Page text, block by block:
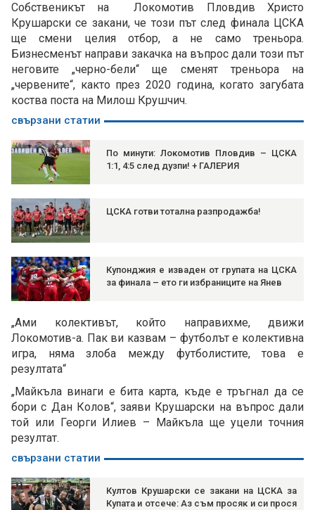
Собственикът на Локомотив Пловдив Христо
Крушарски се закани, че този път след финала ЦСКА
ще смени целия отбор, а не само треньора.
Бизнесменът направи закачка на въпрос дали този път
неговите „черно-бели“ ще сменят треньора на
„червените“, както през 2020 година, когато загубата
коства поста на Милош Крушчич.
свързани статии
По минути: Локомотив Пловдив – ЦСКА
1:1, 4:5 след дузпи! + ГАЛЕРИЯ
ЦСКА готви тотална разпродажба!
Купонджия е изваден от групата на ЦСКА
за финала – ето ги избраниците на Янев
„Ами колективът, който направихме, движи
Локомотив-а. Пак ви казвам – футболът е колективна
игра, няма злоба между футболистите, това е
резултата“
„Майкъла винаги е бита карта, къде е тръгнал да се
бори с Дан Колов“, заяви Крушарски на въпрос дали
той или Георги Илиев – Майкъла ще уцели точния
резултат.
свързани статии
Култов Крушарски се закани на ЦСКА за
Купата и отсече: Аз съм просяк и си прося